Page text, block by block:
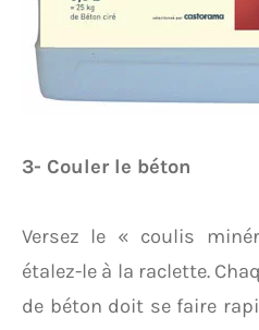
3- Couler le béton
Versez le « coulis
étalez-le à la raclette.
de béton doit se faire